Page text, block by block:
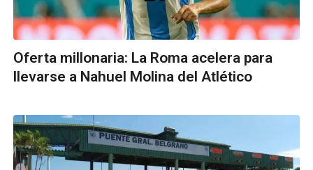
Oferta millonaria: La Roma acelera para
llevarse a Nahuel Molina del Atlético